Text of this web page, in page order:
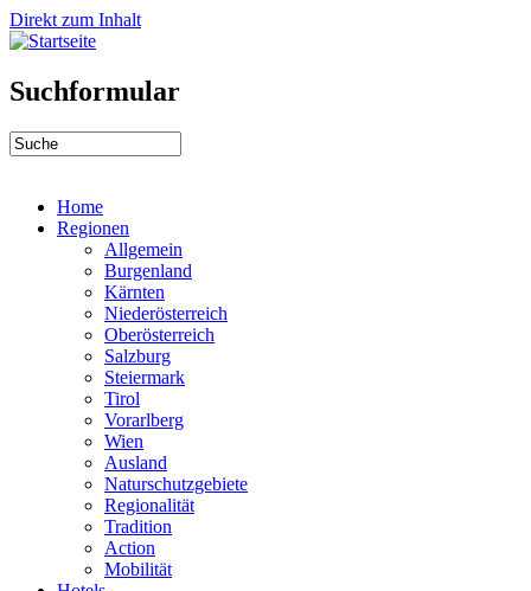
Direkt zum Inhalt
Suchformular
Home
Regionen
Allgemein
Burgenland
Kärnten
Niederösterreich
Oberösterreich
Salzburg
Steiermark
Tirol
Vorarlberg
Wien
Ausland
Naturschutzgebiete
Regionalität
Tradition
Action
Mobilität